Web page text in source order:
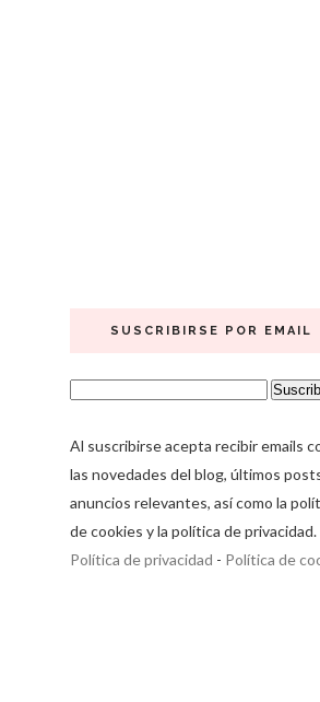
SUSCRIBIRSE POR EMAIL
Al suscribirse acepta recibir emails
las novedades del blog, últimos
anuncios relevantes, así como la
de cookies y la política de privacidad.
Política de privacidad - Política de